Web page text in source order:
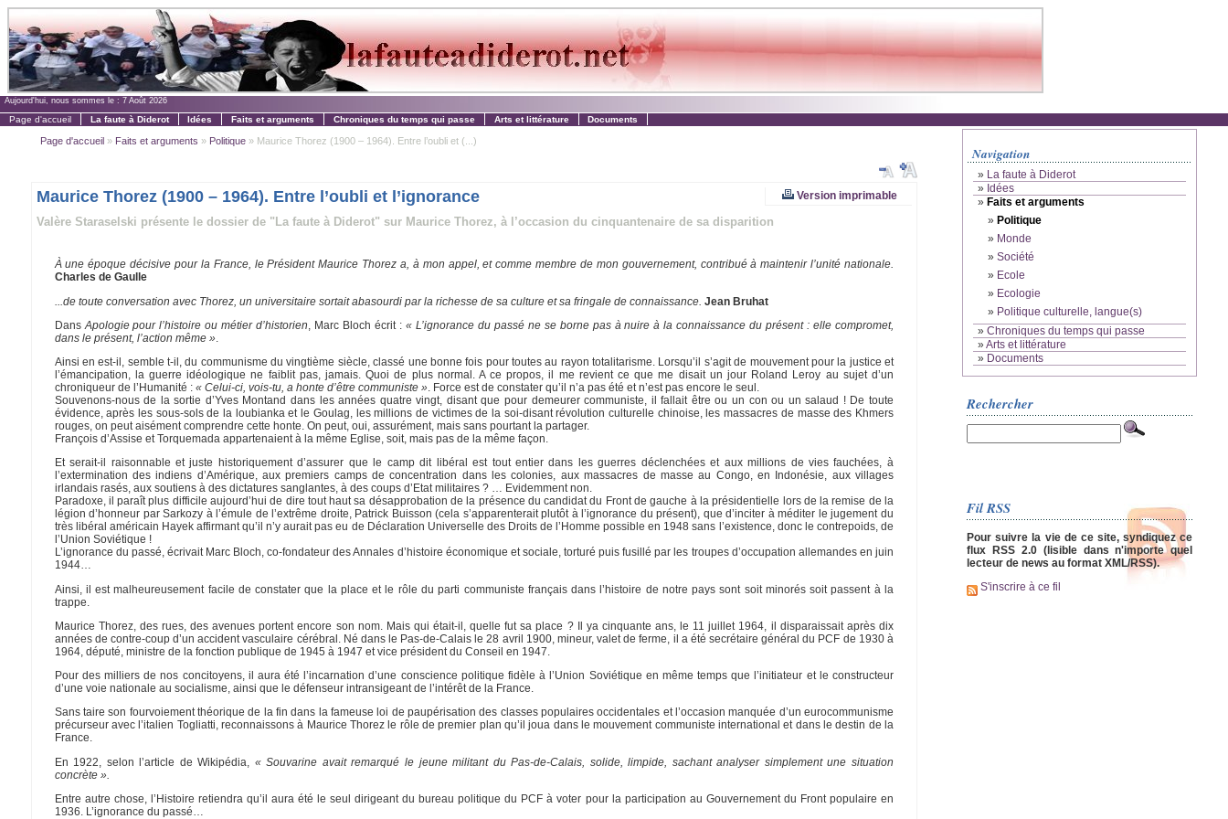
Aujourd'hui, nous sommes le : 7 Août 2026
Page d'accueil La faute à Diderot Idées Faits et arguments Chroniques du temps qui passe Arts et littérature Documents
Page d'accueil» Faits et arguments » Politique» Maurice Thorez (1900 – 1964). Entre l’oubli et (...)
Version imprimable
Maurice Thorez (1900 – 1964). Entre l’oubli et l’ignorance
Valère Staraselski présente le dossier de "La faute à Diderot" sur Maurice Thorez, à l’occasion du cinquantenaire de sa disparition
À une époque décisive pour la France, le Président Maurice Thorez a, à mon appel, et comme membre de mon gouvernement, contribué à maintenir l’unité nationale.
Charles de Gaulle
...de toute conversation avec Thorez, un universitaire sortait abasourdi par la richesse de sa culture et sa fringale de connaissance. Jean Bruhat
Dans Apologie pour l’histoire ou métier d’historien , Marc Bloch écrit : « L’ignorance du passé ne se borne pas à nuire à la connaissance du présent : elle compromet,
dans le présent, l’action même ».
Ainsi en est-il, semble t-il, du communisme du vingtième siècle, classé une bonne fois pour toutes au rayon totalitarisme. Lorsqu’il s’agit de mouvement pour la justice et
l’émancipation, la guerre idéologique ne faiblit pas, jamais. Quoi de plus normal. A ce propos, il me revient ce que me disait un jour Roland Leroy au sujet d’un
chroniqueur de l’Humanité : « Celui-ci, vois-tu, a honte d’être communiste ». Force est de constater qu’il n’a pas été et n’est pas encore le seul.
Souvenons-nous de la sortie d’Yves Montand dans les années quatre vingt, disant que pour demeurer communiste, il fallait être ou un con ou un salaud ! De toute
évidence, après les sous-sols de la loubianka et le Goulag, les millions de victimes de la soi-disant révolution culturelle chinoise, les massacres de masse des Khmers
rouges, on peut aisément comprendre cette honte. On peut, oui, assurément, mais sans pourtant la partager.
François d’Assise et Torquemada appartenaient à la même Eglise, soit, mais pas de la même façon.
Et serait-il raisonnable et juste historiquement d’assurer que le camp dit libéral est tout entier dans les guerres déclenchées et aux millions de vies fauchées, à
l’extermination des indiens d’Amérique, aux premiers camps de concentration dans les colonies, aux massacres de masse au Congo, en Indonésie, aux villages
irlandais rasés, aux soutiens à des dictatures sanglantes, à des coups d’Etat militaires ? … Evidemment non.
Paradoxe, il paraît plus difficile aujourd’hui de dire tout haut sa désapprobation de la présence du candidat du Front de gauche à la présidentielle lors de la remise de la
légion d’honneur par Sarkozy à l’émule de l’extrême droite, Patrick Buisson (cela s’apparenterait plutôt à l’ignorance du présent), que d’inciter à méditer le jugement du
très libéral américain Hayek affirmant qu’il n’y aurait pas eu de Déclaration Universelle des Droits de l’Homme possible en 1948 sans l’existence, donc le contrepoids, de
l’Union Soviétique !
L’ignorance du passé, écrivait Marc Bloch, co-fondateur des Annales d’histoire économique et sociale, torturé puis fusillé par les troupes d’occupation allemandes en juin
1944…
Ainsi, il est malheureusement facile de constater que la place et le rôle du parti communiste français dans l’histoire de notre pays sont soit minorés soit passent à la
trappe.
Maurice Thorez, des rues, des avenues portent encore son nom. Mais qui était-il, quelle fut sa place ? Il ya cinquante ans, le 11 juillet 1964, il disparaissait après dix
années de contre-coup d’un accident vasculaire cérébral. Né dans le Pas-de-Calais le 28 avril 1900, mineur, valet de ferme, il a été secrétaire général du PCF de 1930 à
1964, député, ministre de la fonction publique de 1945 à 1947 et vice président du Conseil en 1947.
Pour des milliers de nos concitoyens, il aura été l’incarnation d’une conscience politique fidèle à l’Union Soviétique en même temps que l’initiateur et le constructeur
d’une voie nationale au socialisme, ainsi que le défenseur intransigeant de l’intérêt de la France.
Sans taire son fourvoiement théorique de la fin dans la fameuse loi de paupérisation des classes populaires occidentales et l’occasion manquée d’un eurocommunisme
précurseur avec l’italien Togliatti, reconnaissons à Maurice Thorez le rôle de premier plan qu’il joua dans le mouvement communiste international et dans le destin de la
France.
En 1922, selon l’article de Wikipédia, « Souvarine avait remarqué le jeune militant du Pas-de-Calais, solide, limpide, sachant analyser simplement une situation
concrète ».
Entre autre chose, l’Histoire retiendra qu’il aura été le seul dirigeant du bureau politique du PCF à voter pour la participation au Gouvernement du Front populaire en
1936. L’ignorance du passé…
Navigation
» La faute à Diderot
» Idées
» Faits et arguments
» Politique
» Monde
» Société
» Ecole
» Ecologie
» Politique culturelle, langue(s)
» Chroniques du temps qui passe
»Arts et littérature
» Documents
Rechercher
Fil RSS
Pour suivre la vie de ce site, syndiquez ce
flux RSS 2.0 (lisible dans n'importe quel
lecteur de news au format XML/RSS).
S'inscrire à ce fil